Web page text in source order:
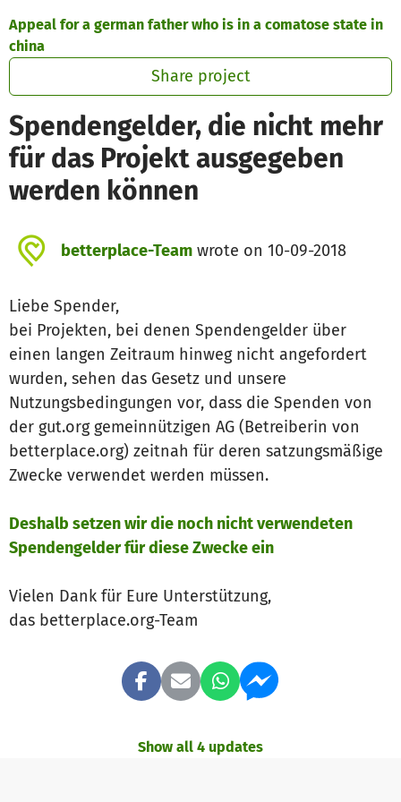
Appeal for a german father who is in a comatose state in
china
Share project
Spendengelder, die nicht mehr
für das Projekt ausgegeben
werden können
betterplace-Team wrote on 10-09-2018
Liebe Spender,
bei Projekten, bei denen Spendengelder über
einen langen Zeitraum hinweg nicht angefordert
wurden, sehen das Gesetz und unsere
Nutzungsbedingungen vor, dass die Spenden von
der gut.org gemeinnützigen AG (Betreiberin von
betterplace.org) zeitnah für deren satzungsmäßige
Zwecke verwendet werden müssen.
Deshalb setzen wir die noch nicht verwendeten
Spendengelder für diese Zwecke ein
Vielen Dank für Eure Unterstützung,
das betterplace.org-Team
Show all 4 updates